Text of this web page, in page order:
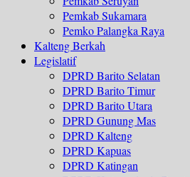
Pemkab Sukamara
Pemko Palangka Raya
Kalteng Berkah
Legislatif
DPRD Barito Selatan
DPRD Barito Timur
DPRD Barito Utara
DPRD Gunung Mas
DPRD Kalteng
DPRD Kapuas
DPRD Katingan